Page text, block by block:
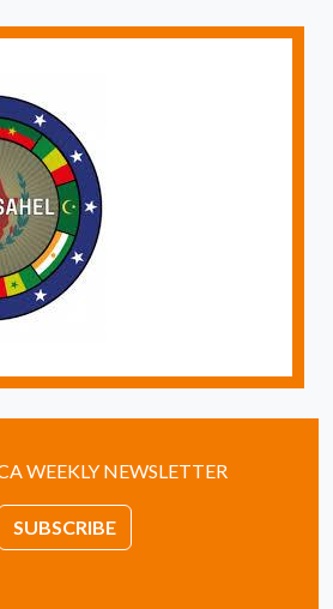
WEEKLY NEWSLETTER
SUBSCRIBE